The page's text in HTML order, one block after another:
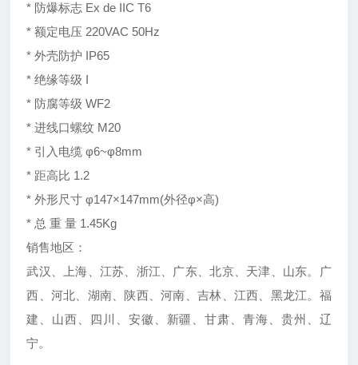
* 防爆标志 Ex de IIC T6
* 额定电压 220VAC 50Hz
* 外壳防护 IP65
* 绝缘等级 I
* 防腐等级 WF2
* 进线口螺纹 M20
* 引入电缆 φ6~φ8mm
* 距高比 1.2
* 外形尺寸 φ147×147mm(外径φ×高)
* 总 重 量 1.45Kg
销售地区：
武汉、上海、江苏、浙江、广东、北京、天津、山东。广
西、河北、湖南、陕西、河南、吉林、江西、黑龙江。福
建、山西、四川、安徽、新疆、甘肃、青海、贵州、辽
宁。